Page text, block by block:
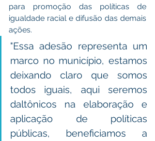
para promoção das políticas de
igualdade racial e difusão das demais
ações.
"Essa adesão representa um
marco no município, estamos
deixando claro que somos
todos iguais, aqui seremos
daltônicos na elaboração e
aplicação de políticas
públicas, beneficiamos a